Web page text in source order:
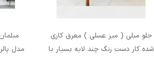
جلو مبلی ( میز عسلی ) معرق کاری
شده کار دست رنگ چند لایه بسیار با